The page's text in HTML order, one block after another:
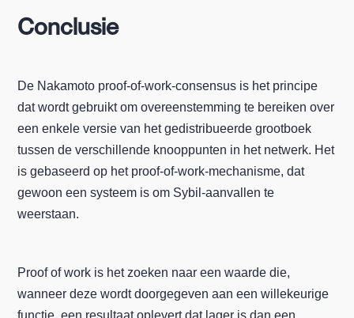
Conclusie
De Nakamoto proof-of-work-consensus is het principe
dat wordt gebruikt om overeenstemming te bereiken over
een enkele versie van het gedistribueerde grootboek
tussen de verschillende knooppunten in het netwerk. Het
is gebaseerd op het proof-of-work-mechanisme, dat
gewoon een systeem is om Sybil-aanvallen te
weerstaan.
Proof of work is het zoeken naar een waarde die,
wanneer deze wordt doorgegeven aan een willekeurige
functie, een resultaat oplevert dat lager is dan een